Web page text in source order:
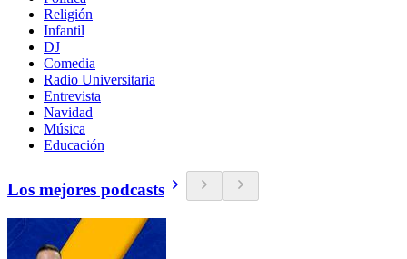
Religión
Infantil
DJ
Comedia
Radio Universitaria
Entrevista
Navidad
Música
Educación
Los mejores podcasts